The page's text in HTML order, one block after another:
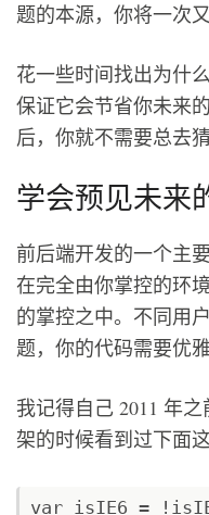
题的本源，你将一次
花一些时间找出为什
保证它会节省你未来
后，你就不需要总去
学会预见未来
前后端开发的一个主
在完全由你掌控的环
的掌控之中。不同用
题，你的代码需要优
我记得自己 2011 年
架的时候看到过下面